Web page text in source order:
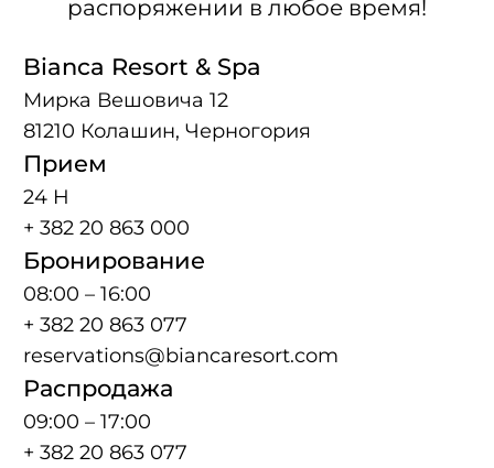
распоряжении в любое время!
Bianca Resort & Spa
Мирка Вешовича 12
81210 Колашин, Черногория
Прием
24 H
+ 382 20 863 000
Бронирование
08:00 – 16:00
+ 382 20 863 077
reservations@biancaresort.com
Распродажа
09:00 – 17:00
+ 382 20 863 077